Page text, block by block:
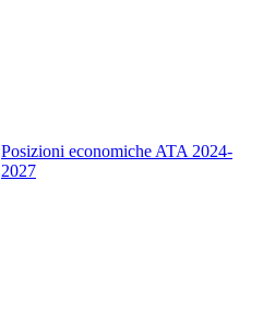
Posizioni economiche ATA 2024-
2027